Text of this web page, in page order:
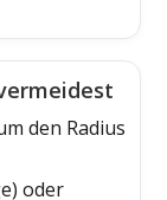
den Radius
oder